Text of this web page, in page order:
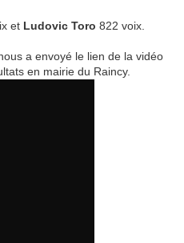
et Ludovic Toro 822 voix.
a envoyé le lien de la vidéo
en mairie du Raincy.